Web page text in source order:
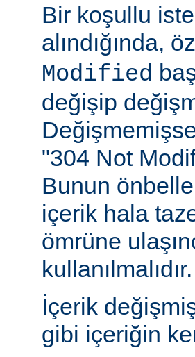
Bir koşullu
alındığında,
Modified
değişip
"304 Not
Bunun
içerik hala
ömrüne
kullanılmalıdır.
İçerik
gibi içeriğin